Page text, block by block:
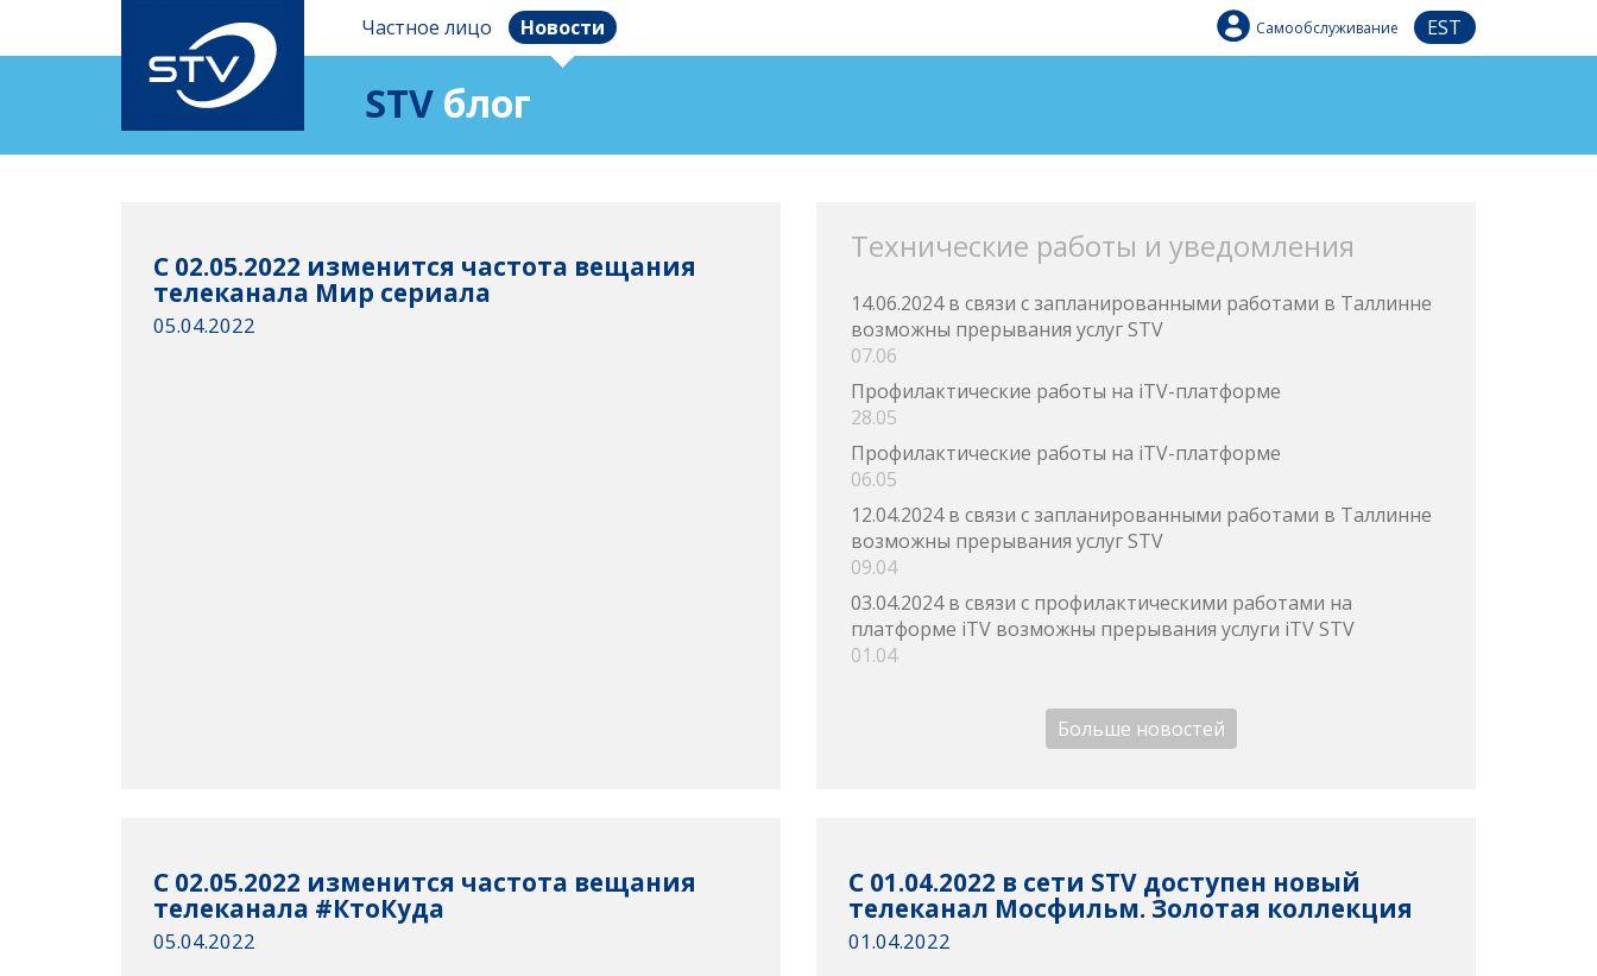
Частное лицо Новости Самообслуживание EST
STV блог
C 02.05.2022 изменится частота вещания
телеканала Мир сериала
05.04.2022
Технические работы и уведомления
14.06.2024 в связи с запланированными работами в Таллинне
возможны прерывания услуг STV
07.06
Профилактические работы на iTV-платформе
28.05
Профилактические работы на iTV-платформе
06.05
12.04.2024 в связи с запланированными работами в Таллинне
возможны прерывания услуг STV
09.04
03.04.2024 в связи с профилактическими работами на
платформе iTV возможны прерывания услуги iTV STV
01.04
Больше новостей
C 02.05.2022 изменится частота вещания
телеканала #КтоКуда
05.04.2022
С 01.04.2022 в сети STV доступен новый
телеканал Мосфильм. Золотая коллекция
01.04.2022